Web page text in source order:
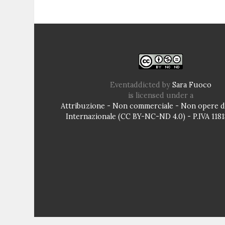
Eventaddicted by Sara Fuoco
is licensed under a
Attribuzione - Non commerciale - Non opere
Internazionale (CC BY-NC-ND 4.0) - P.IVA